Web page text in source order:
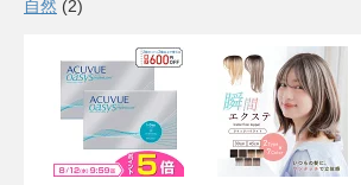
自然 (2)